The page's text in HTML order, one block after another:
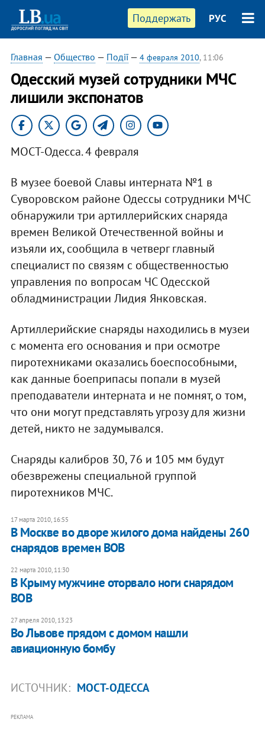
Поддержать РУС
Главная — Общество — Події— 4 февраля 2010, 11:06
Одесский музей сотрудники МЧС
лишили экспонатов
МОСТ-Одесса. 4 февраля
В музее боевой Славы интерната №1 в
Суворовском районе Одессы сотрудники МЧС
обнаружили три артиллерийских снаряда
времен Великой Отечественной войны и
изъяли их, сообщила в четверг главный
специалист по связям с общественностью
управления по вопросам ЧС Одесской
обладминистрации Лидия Янковская.
Артиллерийские снаряды находились в музеи
с момента его основания и при осмотре
пиротехниками оказались боеспособными,
как данные боеприпасы попали в музей
преподаватели интерната и не помнят, о том,
что они могут представлять угрозу для жизни
детей, никто не задумывался.
Снаряды калибров 30, 76 и 105 мм будут
обезврежены специальной группой
пиротехников МЧС.
17 марта 2010, 16:55
В Москве во дворе жилого дома найдены 260
снарядов времен ВОВ
22 марта 2010, 11:30
В Крыму мужчине оторвало ноги снарядом
ВОВ
27 апреля 2010, 13:23
Во Львове прядом с домом нашли
авиационную бомбу
ИСТОЧНИК: МОСТ-ОДЕССА
РЕКЛАМА